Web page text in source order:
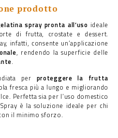
prodotto
spray pronta all’uso ideale
di frutta, crostate e dessert.
infatti, consente un’applicazione
, rendendo la superficie delle
.
per proteggere la frutta
fresca più a lungo e migliorando
Perfetta sia per l’uso domestico
è la soluzione ideale per chi
il minimo sforzo.